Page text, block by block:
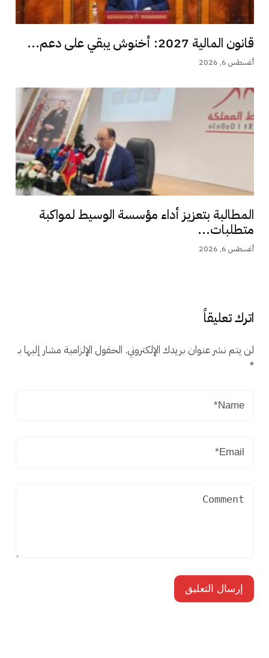
قانون المالية 2027: أخنوش يبقي على دعم...
أغسطس 6, 2026
المطالبة بتعزيز أداء مؤسسة الوسيط لمواكبة
متطلبات...
أغسطس 6, 2026
اترك تعليقاً
لن يتم نشر عنوان بريدك الإلكتروني. الحقول الإلزامية مشار إليها بـ
*